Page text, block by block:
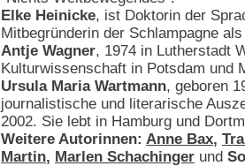
Elke Heinicke, ist Doktorin der
Mitbegründerin der Schlampagne
Antje Wagner, 1974 in Lutherstadt
Kulturwissenschaft in Potsdam und
Ursula Maria Wartmann, geboren
journalistische und literarische
2002. Sie lebt in Hamburg und
Weitere Autorinnen: Anne Bax,
Martin, Marlen Schachinger und